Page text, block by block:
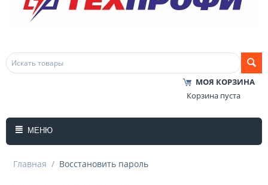
МОЯ КОРЗИНА
Корзина пуста
МЕНЮ
Главная / Восстановить пароль